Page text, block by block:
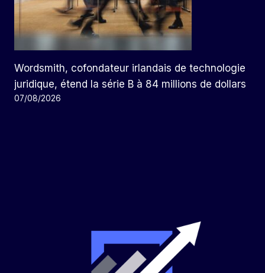
Wordsmith, cofondateur irlandais de technologie
juridique, étend la série B à 84 millions de dollars
07/08/2026